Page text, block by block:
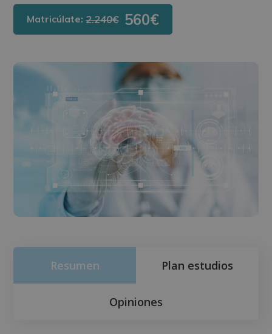
Matricúlate:2.240€ 560€
Resumen Plan estudios
Opiniones